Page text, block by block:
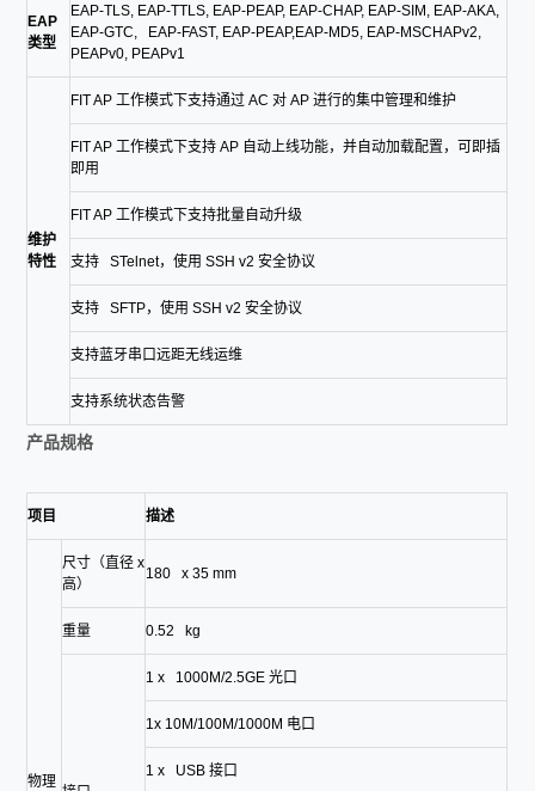
EAP
类型
EAP-TLS, EAP-TTLS, EAP-PEAP, EAP-CHAP, EAP-SIM, EAP-AKA,
EAP-GTC, EAP-FAST, EAP-PEAP,EAP-MD5, EAP-MSCHAPv2,
PEAPv0, PEAPv1
维护
特性
FIT AP 工作模式下支持通过 AC 对 AP 进行的集中管理和维护
FIT AP 工作模式下支持 AP 自动上线功能，并自动加载配置，可即插
即用
FIT AP 工作模式下支持批量自动升级
支持 STelnet，使用 SSH v2 安全协议
支持 SFTP，使用 SSH v2 安全协议
支持蓝牙串口远距无线运维
支持系统状态告警
产品规格
项目 描述
物理
尺寸（直径 x
高）
180 x 35 mm
重量 0.52 kg
1 x 1000M/2.5GE 光口
1x 10M/100M/1000M 电口
1 x USB 接口